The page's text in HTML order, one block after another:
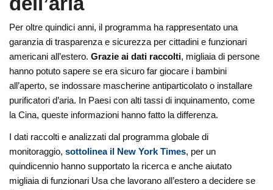
Per oltre quindici anni, il programma ha rappresentato una
garanzia di trasparenza e sicurezza per cittadini e funzionari
americani all’estero.Grazie ai dati raccolti, migliaia di persone
hanno potuto sapere se era sicuro far giocare i bambini
all’aperto, se indossare mascherine antiparticolato o installare
purificatori d’aria. In Paesi con alti tassi di inquinamento, come
la Cina, queste informazioni hanno fatto la differenza.
I dati raccolti e analizzati dal programma globale di
monitoraggio,sottolinea il New York Times, per un
quindicennio hanno supportato la ricerca e anche aiutato
migliaia di funzionari Usa che lavorano all’estero a decidere se